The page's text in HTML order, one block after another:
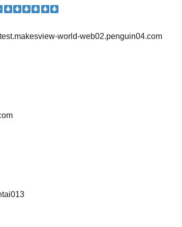
world-web02.penguin04.com